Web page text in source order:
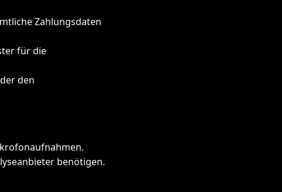
Zahlungsdaten
für die
den
benötigen.